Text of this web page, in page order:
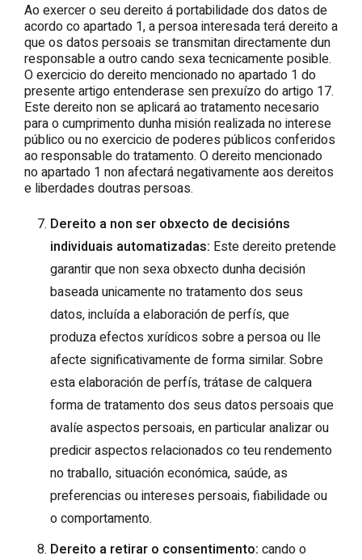
Ao exercer o seu dereito á portabilidade dos datos de
acordo co apartado 1, a persoa interesada terá dereito a
que os datos persoais se transmitan directamente dun
responsable a outro cando sexa tecnicamente posible.
O exercicio do dereito mencionado no apartado 1 do
presente artigo entenderase sen prexuízo do artigo 17.
Este dereito non se aplicará ao tratamento necesario
para o cumprimento dunha misión realizada no interese
público ou no exercicio de poderes públicos conferidos
ao responsable do tratamento. O dereito mencionado
no apartado 1 non afectará negativamente aos dereitos
e liberdades doutras persoas.
Dereito a non ser obxecto de decisións
individuais automatizadas: Este dereito pretende
garantir que non sexa obxecto dunha decisión
baseada unicamente no tratamento dos seus
datos, incluída a elaboración de perfís, que
produza efectos xurídicos sobre a persoa ou lle
afecte significativamente de forma similar. Sobre
esta elaboración de perfís, trátase de calquera
forma de tratamento dos seus datos persoais que
avalíe aspectos persoais, en particular analizar ou
predicir aspectos relacionados co teu rendemento
no traballo, situación económica, saúde, as
preferencias ou intereses persoais, fiabilidade ou
o comportamento.
Dereito a retirar o consentimento: cando o